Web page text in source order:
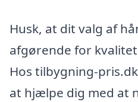
Husk, at dit valg af
afgørende for
Hos tilbygning-
at hjælpe dig med at